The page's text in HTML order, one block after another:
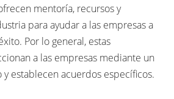
mentoría, recursos y
para ayudar a las empresas a
Por lo general, estas
a las empresas mediante un
establecen acuerdos específicos.